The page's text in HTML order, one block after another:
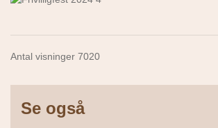
Antal visninger 7020
Se også